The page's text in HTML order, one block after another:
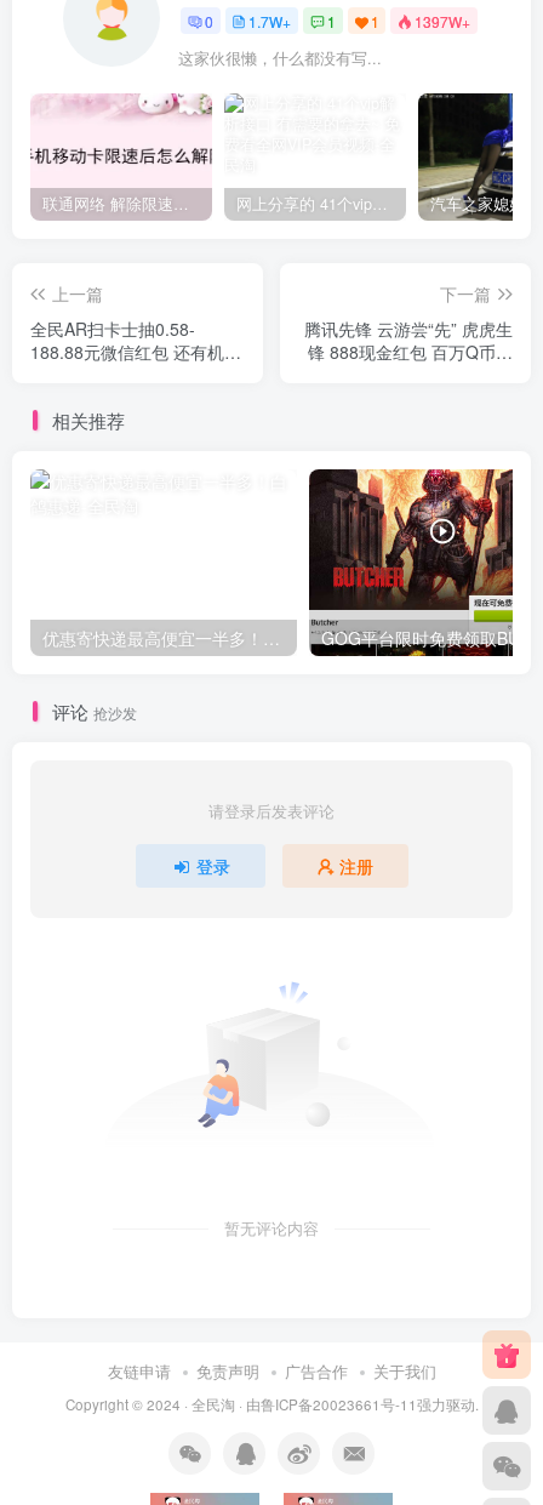
0 1.7W+ 1 1 1397W+
这家伙很懒，什么都没有写...
联通网络 解除限速方法参考！畅享、畅玩、老白干等及其它地区自测了 网上分享的 41个vip解析接口 有需要的拿去~ 免费看全网VIP会员视频
上一篇
全民AR扫卡士抽0.58-
188.88元微信红包 还有机票
下一篇
腾讯先锋 云游尝“先” 虎虎生
锋 888现金红包 百万Q币闹
相关推荐
优惠寄快递最高便宜一半多！白鸽惠递
评论 抢沙发
请登录后发表评论
登录 注册
暂无评论内容
友链申请 免责声明 广告合作 关于我们
Copyright © 2024 · 全民淘 · 由鲁ICP备20023661号-11强力驱动.